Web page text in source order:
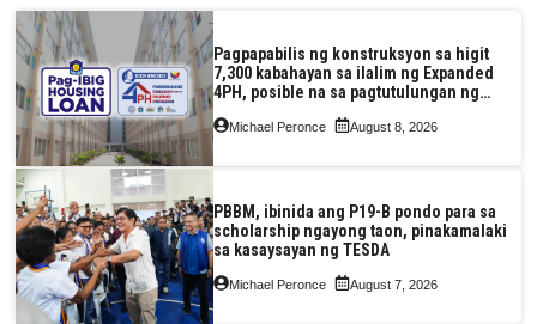
Pagpapabilis ng konstruksyon sa higit
7,300 kabahayan sa ilalim ng Expanded
4PH, posible na sa pagtutulungan ng
Pag-IBIG at P.A. Alvarez
Michael Peronce August 8, 2026
PBBM, ibinida ang P19-B pondo para sa
scholarship ngayong taon, pinakamalaki
sa kasaysayan ng TESDA
Michael Peronce August 7, 2026